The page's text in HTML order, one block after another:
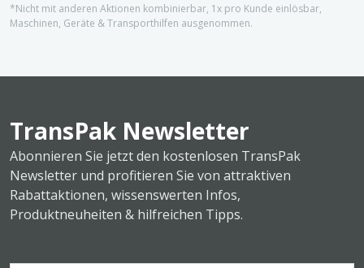
*Nicht mit anderen Aktionen kombinierbar, 1x pro Kunde einlösbar,
Maschinen, Geräte & Transporthilfen ausgenommen.
TransPak Newsletter
Abonnieren Sie jetzt den kostenlosen TransPak
Newsletter und profitieren Sie von attraktiven
Rabattaktionen, wissenswerten Infos,
Produktneuheiten & hilfreichen Tipps.